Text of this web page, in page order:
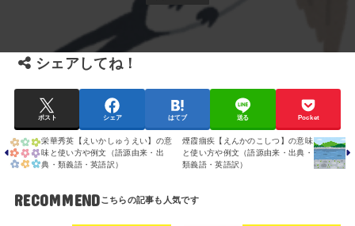
シェアしてね！
ポスト シェア はてブ 送る Pocket
栄華秀英【えいかしゅうえい】の意
味と使い方や例文（語源由来・出
典・類義語・英語訳）
煙霞痼疾【えんかのこしつ】の意味
と使い方や例文（語源由来・出典・
類義語・英語訳）
RECOMMEND